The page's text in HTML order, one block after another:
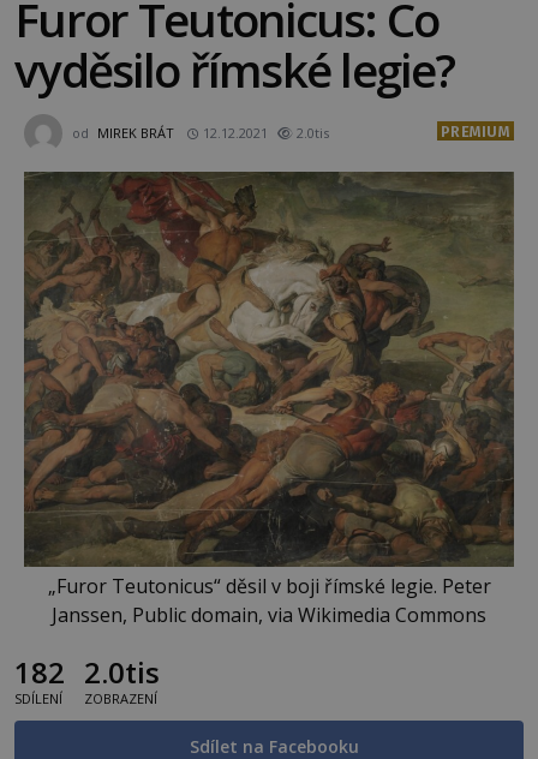
Furor Teutonicus: Co
vyděsilo římské legie?
od MIREK BRÁT 12.12.2021 2.0tis PREMIUM
„Furor Teutonicus“ děsil v boji římské legie. Peter
Janssen, Public domain, via Wikimedia Commons
182
SDÍLENÍ
2.0tis
ZOBRAZENÍ
Sdílet na Facebooku